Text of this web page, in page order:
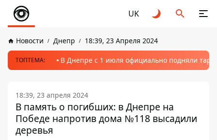
UK
Новости Днепр 18:39, 23 Апреля 2024
ТОПТЕМА: В Днепре с 1 июля официально подняли
18:39, 23 апреля 2024
В память о погибших: в Днепре на
Победе напротив дома №118 высадили
деревья